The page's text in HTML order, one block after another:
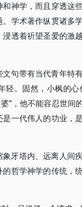
神学，而且穿透这
学术著作纵贯诸多
透着祈望圣爱的激
句带有当代青年特
。固然，小枫的心
”，他不能容忍世
一代伟人的功业，
牙塔内、远离人间
哲学神学的传统，